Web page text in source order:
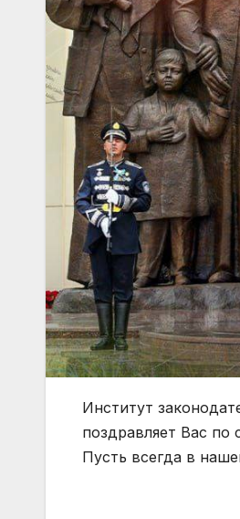
Институт
поздравляет Вас по
Пусть всегда в